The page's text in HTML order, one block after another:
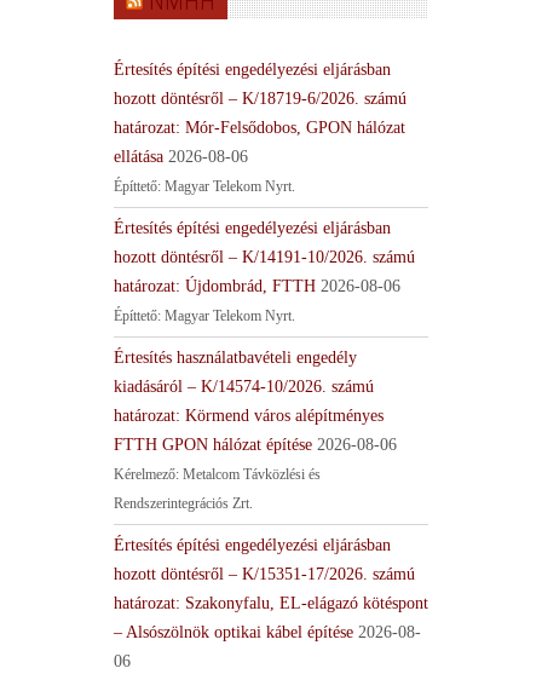
Értesítés építési engedélyezési eljárásban
hozott döntésről – K/18719-6/2026. számú
határozat: Mór-Felsődobos, GPON hálózat
ellátása 2026-08-06
Építtető: Magyar Telekom Nyrt.
Értesítés építési engedélyezési eljárásban
hozott döntésről – K/14191-10/2026. számú
határozat: Újdombrád, FTTH 2026-08-06
Építtető: Magyar Telekom Nyrt.
Értesítés használatbavételi engedély
kiadásáról – K/14574-10/2026. számú
határozat: Körmend város alépítményes
FTTH GPON hálózat építése 2026-08-06
Kérelmező: Metalcom Távközlési és
Rendszerintegrációs Zrt.
Értesítés építési engedélyezési eljárásban
hozott döntésről – K/15351-17/2026. számú
határozat: Szakonyfalu, EL-elágazó kötéspont
– Alsószölnök optikai kábel építése 2026-08-
06